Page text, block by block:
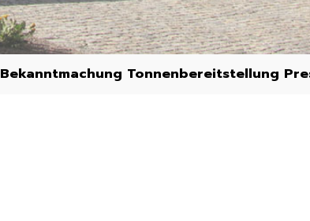
Bekanntmachung Tonnenbereitstellung